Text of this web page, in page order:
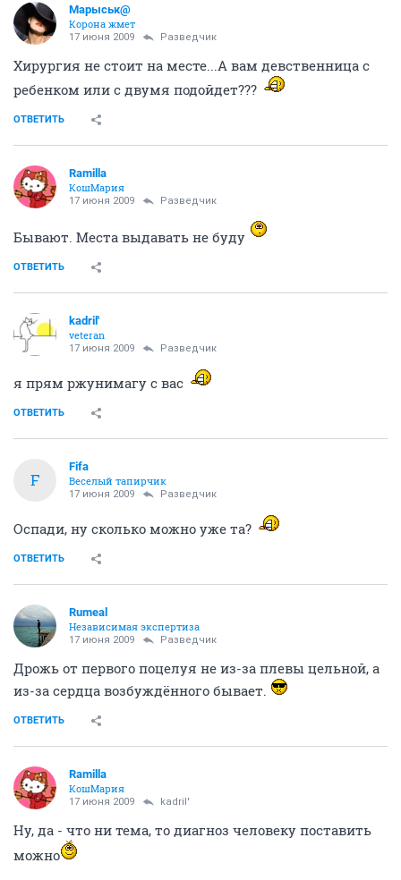
Марыськ@
Корона жмет
17 июня 2009 Разведчик
Хирургия не стоит на месте...А вам девственница с
ребенком или с двумя подойдет???
ОТВЕТИТЬ
Ramilla
КошМария
17 июня 2009 Разведчик
Бывают. Места выдавать не буду
ОТВЕТИТЬ
kadril'
veteran
17 июня 2009 Разведчик
я прям ржунимагу с вас
ОТВЕТИТЬ
F
Fifa
Веселый тапирчик
17 июня 2009 Разведчик
Оспади, ну сколько можно уже та?
ОТВЕТИТЬ
Rumeal
Независимая экспертиза
17 июня 2009 Разведчик
Дрожь от первого поцелуя не из-за плевы цельной, а
из-за сердца возбуждённого бывает.
ОТВЕТИТЬ
Ramilla
КошМария
17 июня 2009 kadril'
Ну, да - что ни тема, то диагноз человеку поставить
можно